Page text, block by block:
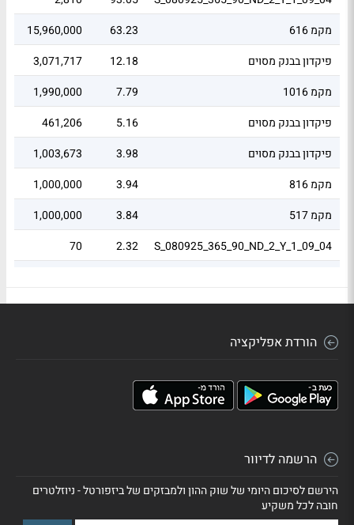
מקמ 616
63.23
15,960,000
פיקדון בבנק מסוים
12.18
3,071,717
מקמ 1016
7.79
1,990,000
פיקדון בבנק מסוים
5.16
461,206
פיקדון בבנק מסוים
3.98
1,003,673
מקמ 816
3.94
1,000,000
מקמ 517
3.84
1,000,000
S_080925_365_90_ND_2_Y_1_09_04
2.32
70
הורדת אפליקציה
הרשמה לדיוור
הירשם לסיכום היומי של שוק ההון ולמבזקים של ביזפורטל - ניוזלטרים
חובה לכל משקיע